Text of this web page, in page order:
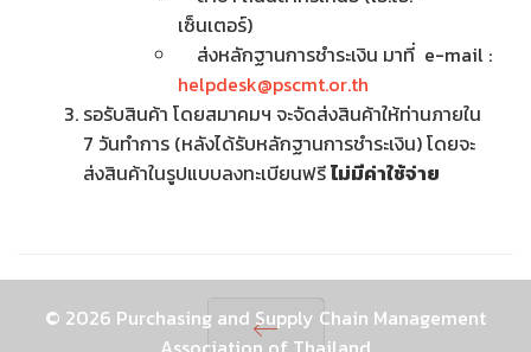
เซ็นเตอร์)
ส่งหลักฐานการชำระเงิน มาที่ e-mail :
helpdesk@pscmt.or.th
รอรับสินค้า โดยสมาคมฯ จะจัดส่งสินค้าให้ท่านภายใน
7 วันทำการ (หลังได้รับหลักฐานการชำระเงิน) โดยจะ
ส่งสินค้าในรูปแบบลงทะเบียนฟรีไม่มีค่าใช้จ่าย
© 2026 Purchasing and Supply Chain Management